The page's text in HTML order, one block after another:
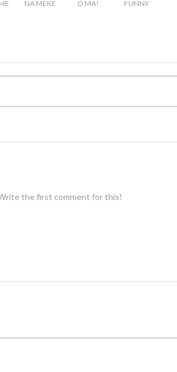
NA MEKE O MA! FUNNY
the first comment for this!